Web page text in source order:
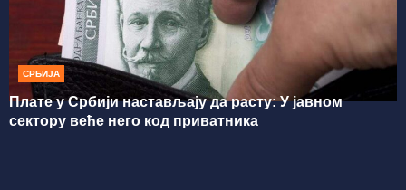
СРБИЈА
Плате у Србији настављају да расту: У јавном
сектору веће него код приватника